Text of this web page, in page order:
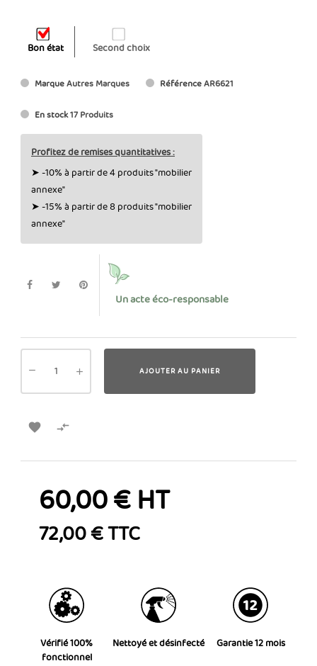
Bon état Second choix
MarqueAutres Marques RéférenceAR6621
En stock17 Produits
Profitez de remises quantitatives :
➤ -10% à partir de 4 produits "mobilier
annexe"
➤ -15% à partir de 8 produits "mobilier
annexe"
Un acte éco-responsable
AJOUTER AU PANIER
 
60,00 € HT
72,00 € TTC
Garantie 12 mois
Nettoyé et désinfecté
Vérifié 100%
fonctionnel